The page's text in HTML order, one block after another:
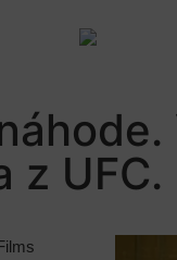
z UFC.